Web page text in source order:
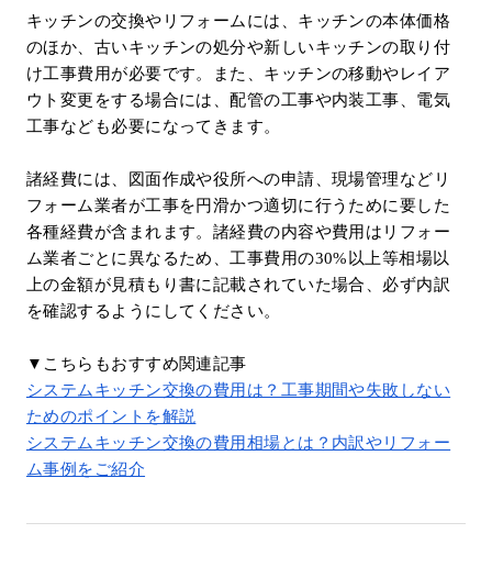
キッチンの交換やリフォームには、キッチンの本体価格
のほか、古いキッチンの処分や新しいキッチンの取り付
け工事費用が必要です。また、キッチンの移動やレイア
ウト変更をする場合には、配管の工事や内装工事、電気
工事なども必要になってきます。
諸経費には、図面作成や役所への申請、現場管理などリ
フォーム業者が工事を円滑かつ適切に行うために要した
各種経費が含まれます。諸経費の内容や費用はリフォー
ム業者ごとに異なるため、工事費用の30%以上等相場以
上の金額が見積もり書に記載されていた場合、必ず内訳
を確認するようにしてください。
▼こちらもおすすめ関連記事
システムキッチン交換の費用は？工事期間や失敗しない
ためのポイントを解説
システムキッチン交換の費用相場とは？内訳やリフォー
ム事例をご紹介